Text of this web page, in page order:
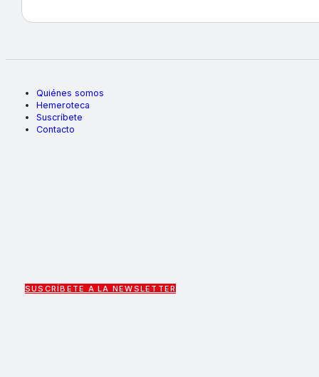
Quiénes somos
Hemeroteca
Suscríbete
Contacto
SUSCRÍBETE A LA NEWSLETTER